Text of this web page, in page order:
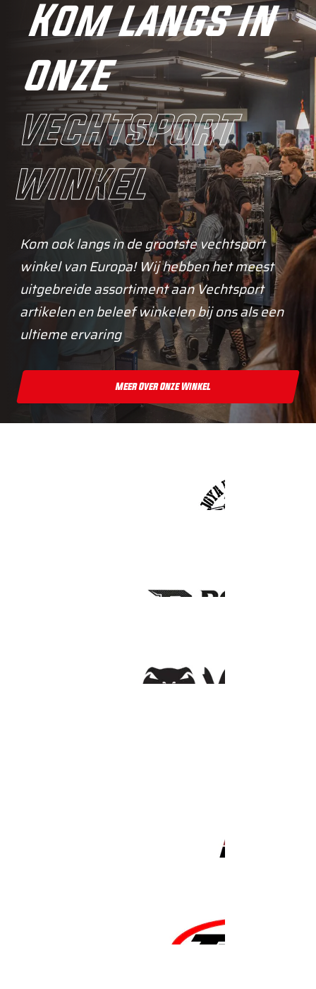
Kom langs in
onze
vechtsport
winkel
Kom ook langs in de grootste vechtsport
winkel van Europa! Wij hebben het meest
uitgebreide assortiment aan Vechtsport
artikelen en beleef winkelen bij ons als een
ultieme ervaring
Meer Over Onze Winkel